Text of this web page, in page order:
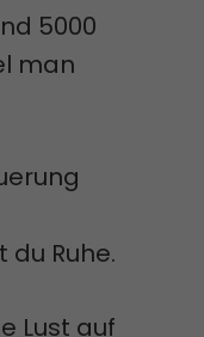
5000
man
Ruhe.
Lust auf